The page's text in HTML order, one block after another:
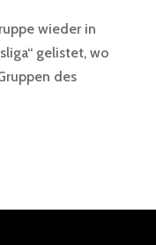
wieder in
gelistet, wo
des